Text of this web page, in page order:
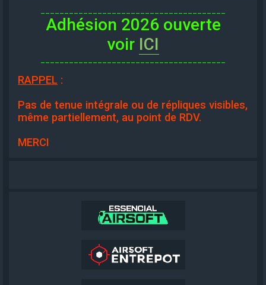
Adhésion 2026 ouverte
voir ICI
RAPPEL :
Pas de tenue intégrale ou de répliques visibles,
même partiellement, au point de RDV.
MERCI